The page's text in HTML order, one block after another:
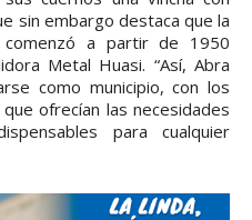
sin embargo destaca que la
a partir de 1950
Metal Huasi. “Así, Abra
como municipio, con los
ofrecían las necesidades
para cualquier